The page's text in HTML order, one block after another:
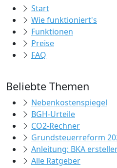
Start
Wie funktioniert's
Funktionen
Preise
FAQ
Beliebte Themen
Nebenkostenspiegel
BGH-Urteile
CO2-Rechner
Grundsteuerreform
Anleitung: BKA
Alle Ratgeber